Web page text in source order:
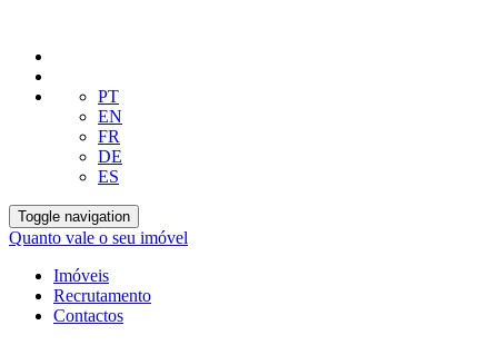
PT
EN
FR
DE
ES
Toggle navigation
Quanto vale o seu imóvel
Imóveis
Recrutamento
Contactos